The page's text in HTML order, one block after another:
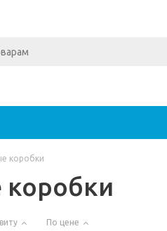
коробки
коробки
По цене